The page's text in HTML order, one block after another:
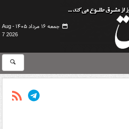
جمعه ۱۶ مرداد ۱۴۰۵ -
Aug
7 2026